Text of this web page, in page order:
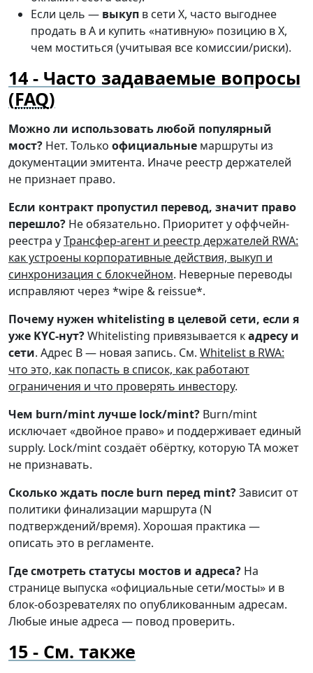
Если цель — выкуп в сети X, часто выгоднее
продать в A и купить «нативную» позицию в X,
чем моститься (учитывая все комиссии/риски).
Часто задаваемые вопросы
(FAQ)
Можно ли использовать любой популярный
мост? Нет. Только официальные маршруты из
документации эмитента. Иначе реестр держателей
не признает право.
Если контракт пропустил перевод, значит право
перешло? Не обязательно. Приоритет у оффчейн-
реестра уТрансфер-агент и реестр держателей RWA:
как устроены корпоративные действия, выкуп и
синхронизация с блокчейном. Неверные переводы
исправляют через *wipe & reissue*.
Почему нужен whitelisting в целевой сети, если я
уже KYC-нут?Whitelisting привязывается кадресу и
сети. Адрес B — новая запись. См. Whitelist в RWA:
что это, как попасть в список, как работают
ограничения и что проверять инвестору.
Чем burn/mint лучше lock/mint? Burn/mint
исключает «двойное право» и поддерживает единый
supply. Lock/mint создаёт обёртку, которую TA может
не признавать.
Сколько ждать после burn перед mint?Зависит от
политики финализации маршрута (N
подтверждений/время). Хорошая практика —
описать это в регламенте.
Где смотреть статусы мостов и адреса? На
странице выпуска «официальные сети/мосты» и в
блок-обозревателях по опубликованным адресам.
Любые иные адреса — повод проверить.
См. также